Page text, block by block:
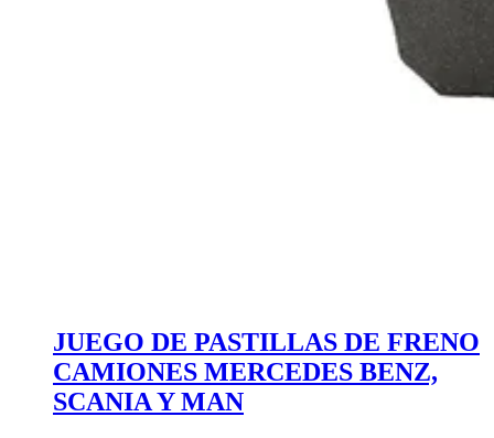
JUEGO DE PASTILLAS DE FRENO
CAMIONES MERCEDES BENZ,
SCANIA Y MAN